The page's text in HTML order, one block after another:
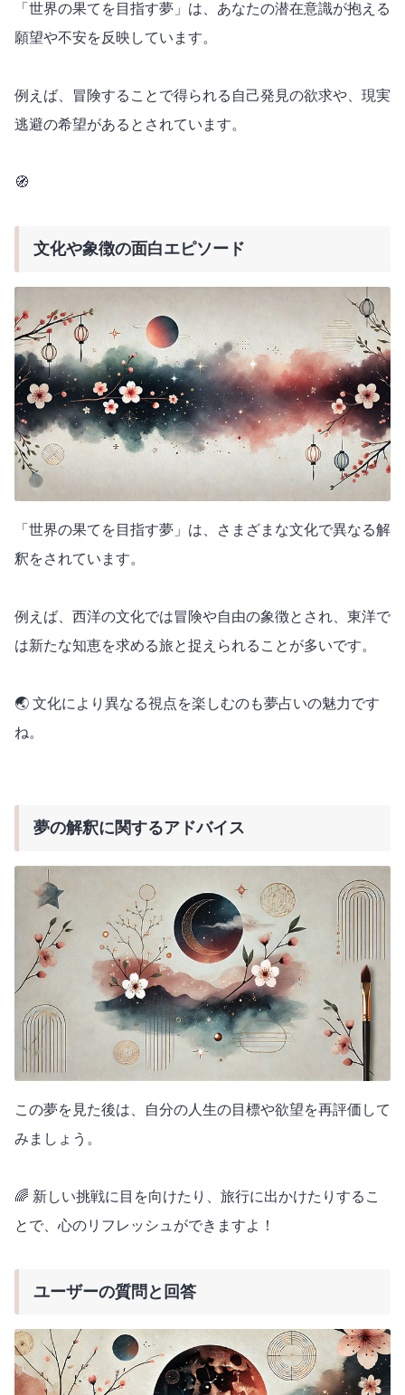
「世界の果てを目指す夢」は、あなたの潜在意識が抱える
願望や不安を反映しています。
例えば、冒険することで得られる自己発見の欲求や、現実
逃避の希望があるとされています。
🧭
文化や象徴の面白エピソード
「世界の果てを目指す夢」は、さまざまな文化で異なる解
釈をされています。
例えば、西洋の文化では冒険や自由の象徴とされ、東洋で
は新たな知恵を求める旅と捉えられることが多いです。
🌏 文化により異なる視点を楽しむのも夢占いの魅力です
ね。
夢の解釈に関するアドバイス
この夢を見た後は、自分の人生の目標や欲望を再評価して
みましょう。
🌈 新しい挑戦に目を向けたり、旅行に出かけたりするこ
とで、心のリフレッシュができますよ！
ユーザーの質問と回答